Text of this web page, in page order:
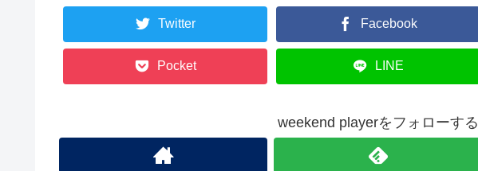
Twitter Facebook
Pocket LINE
weekend playerをフォローする